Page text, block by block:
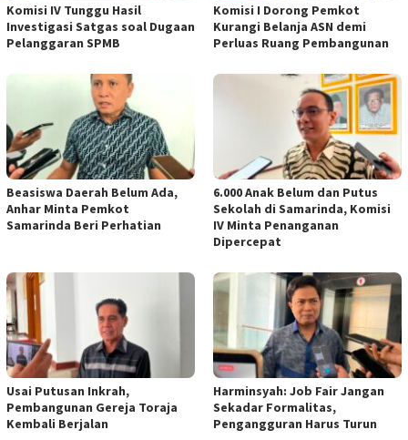
Komisi IV Tunggu Hasil
Investigasi Satgas soal Dugaan
Pelanggaran SPMB
Komisi I Dorong Pemkot
Kurangi Belanja ASN demi
Perluas Ruang Pembangunan
Beasiswa Daerah Belum Ada,
Anhar Minta Pemkot
Samarinda Beri Perhatian
6.000 Anak Belum dan Putus
Sekolah di Samarinda, Komisi
IV Minta Penanganan
Dipercepat
Usai Putusan Inkrah,
Pembangunan Gereja Toraja
Kembali Berjalan
Harminsyah: Job Fair Jangan
Sekadar Formalitas,
Pengangguran Harus Turun